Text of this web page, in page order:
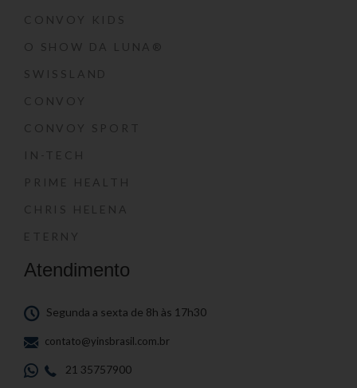
CONVOY KIDS
O SHOW DA LUNA®
SWISSLAND
CONVOY
CONVOY SPORT
IN-TECH
PRIME HEALTH
CHRIS HELENA
ETERNY
Atendimento
Segunda a sexta de 8h às 17h30
contato@yinsbrasil.com.br
21 35757900